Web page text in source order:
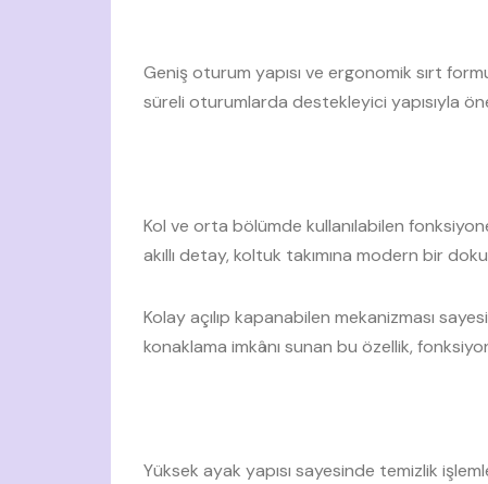
Geniş oturum yapısı ve ergonomik sırt
süreli oturumlarda destekleyici yapısıyla
Kol ve orta bölümde kullanılabilen
akıllı detay, koltuk takımına modern bir
Kolay açılıp kapanabilen mekanizması
konaklama imkânı sunan bu özellik,
Yüksek ayak yapısı sayesinde temizlik